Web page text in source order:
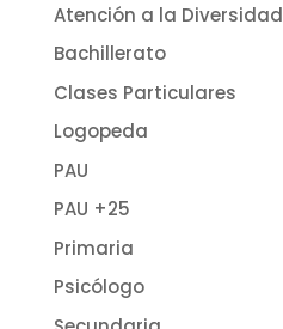
Atención a la Diversidad
Bachillerato
Clases Particulares
Logopeda
PAU
PAU +25
Primaria
Psicólogo